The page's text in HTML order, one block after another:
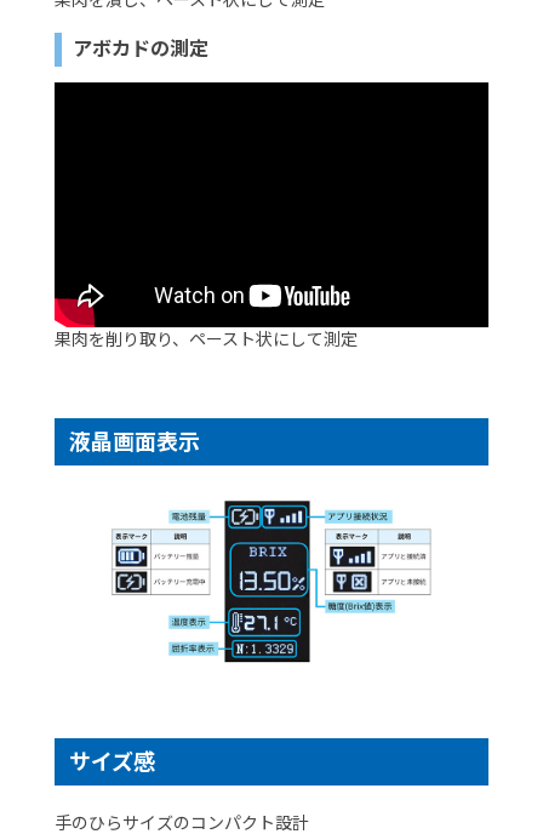
アボカドの測定
果肉を削り取り、ペースト状にして測定
液晶画面表示
サイズ感
手のひらサイズのコンパクト設計